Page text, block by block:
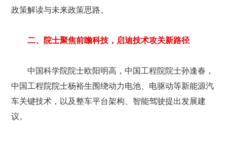
政策解读与未来政策思路。
二、院士聚焦前瞻科技，启迪技术攻关新路径
中国科学院院士欧阳明高，中国工程院院士孙逢春，
中国工程院院士杨裕生围绕动力电池、电驱动等新能源汽
车关键技术，以及整车平台架构、智能驾驶提出发展建
议。